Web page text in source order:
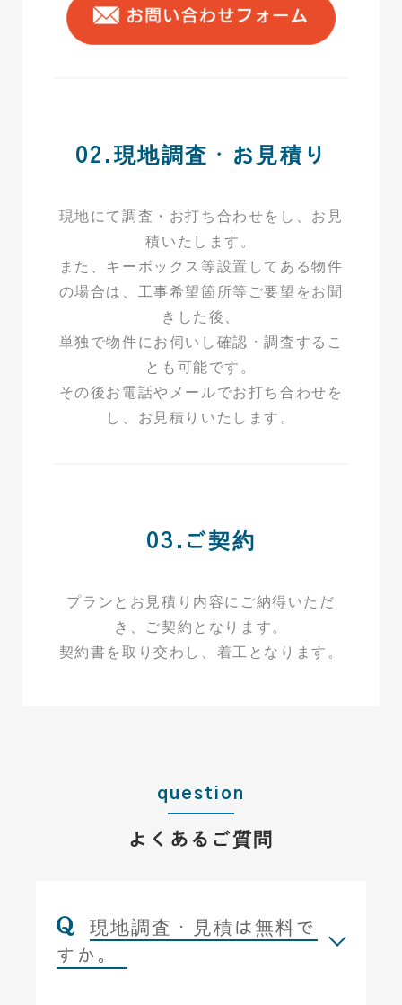
02.現地調査・お見積り
現地にて調査・お打ち合わせをし、お見
積いたします。
また、キーボックス等設置してある物件
の場合は、工事希望箇所等ご要望をお聞
きした後、
単独で物件にお伺いし確認・調査するこ
とも可能です。
その後お電話やメールでお打ち合わせを
し、お見積りいたします。
03.ご契約
プランとお見積り内容にご納得いただ
き、ご契約となります。
契約書を取り交わし、着工となります。
question
よくあるご質問
現地調査・見積は無料で
すか。